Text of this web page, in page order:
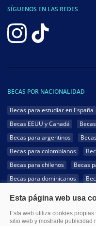
SÍGUENOS EN LAS REDES
BECAS POR NACIONALIDAD
Becas para estudiar en España
Becas EEUU y Canadá
Becas para argentinos
Becas para colombianos
Becas para chilenos
Becas
Becas para dominicanos
Becas para hondureños